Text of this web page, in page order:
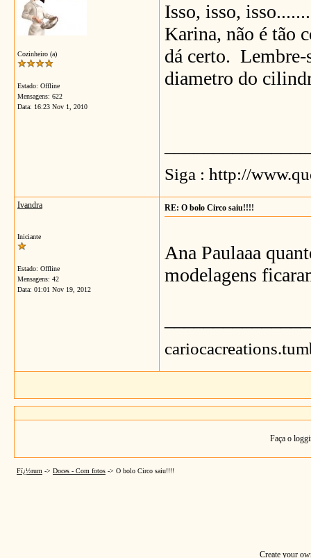
Cozinheiro (a)
Estado: Offline
Mensagens: 622
Data: 16:23 Nov 1, 2010
Isso, isso,
Karina, não é tão
dá certo. Lembre-
diametro do
Siga : http://
Ivandra
Iniciante
Estado: Offline
Mensagens: 42
Data: 01:01 Nov 19, 2012
RE: O bolo Circo saiu!!!!
Ana Paulaaa
modelagens
Faça o
Fï¿½rum -> Doces - Com fotos -> O bolo Circo saiu!!!!
Create your